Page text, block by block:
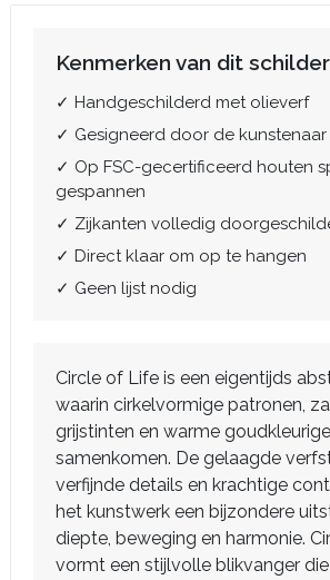
Kenmerken van dit
✓ Handgeschilderd met olieverf
✓ Gesigneerd door de kunstenaar
✓ Op FSC-gecertificeerd houten
gespannen
✓ Zijkanten volledig
✓ Direct klaar om op te hangen
✓ Geen lijst nodig
Circle of Life is een eigentijds
waarin cirkelvormige patronen,
grijstinten en warme
samenkomen. De gelaagde
verfijnde details en krachtige
het kunstwerk een bijzondere
diepte, beweging en harmonie.
vormt een stijlvolle blikvanger die